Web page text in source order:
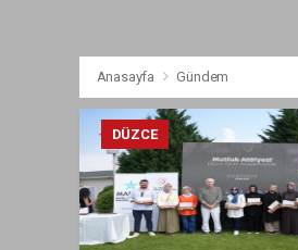
Anasayfa Gündem
DÜZCE